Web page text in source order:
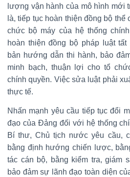
lượng vận hành của mô hình mới
là, tiếp tục hoàn thiện đồng bộ thể
chức bộ máy của hệ thống
hoàn thiện đồng bộ pháp luật
bản hướng dẫn thi hành, bảo
minh bạch, thuận lợi cho tổ
chính quyền. Việc sửa luật phải
thực tế.
Nhấn mạnh yêu cầu tiếp tục đổi
đạo của Đảng đối với hệ thống
Bí thư, Chủ tịch nước yêu cầu,
bằng định hướng chiến lược,
tác cán bộ, bằng kiểm tra, giám
bảo đảm sự lãnh đạo toàn diện